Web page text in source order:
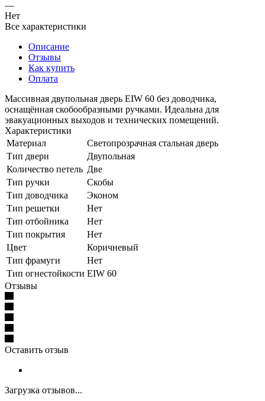
—
Нет
Все характеристики
Описание
Отзывы
Как купить
Оплата
Массивная двупольная дверь EIW 60 без доводчика,
оснащённая скобообразными ручками. Идеальна для
эвакуационных выходов и технических помещений.
Характеристики
Материал
Светопрозрачная стальная дверь
Тип двери
Двупольная
Количество петель Две
Тип ручки
Скобы
Тип доводчика
Эконом
Тип решетки
Нет
Тип отбойника
Нет
Тип покрытия
Нет
Цвет
Коричневый
Тип фрамуги
Нет
Тип огнестойкости EIW 60
Отзывы
Оставить отзыв
Загрузка отзывов...